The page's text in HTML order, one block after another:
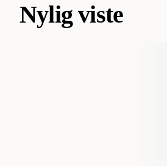
Nylig viste